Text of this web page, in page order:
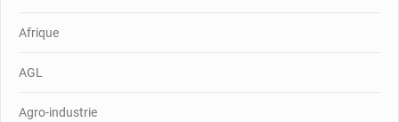
Afrique
AGL
Agro-industrie